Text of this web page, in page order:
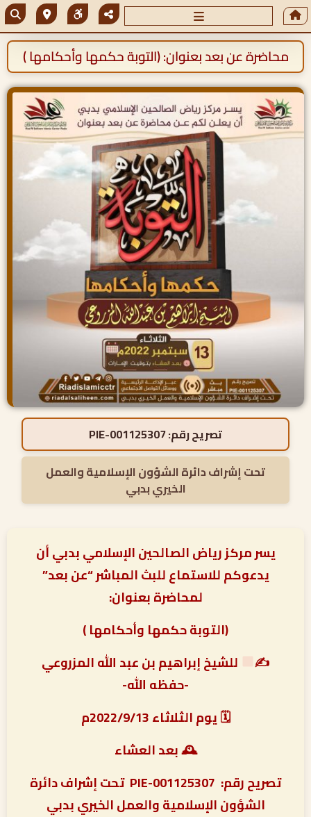
محاضرة عن بعد بعنوان: (التوبة حكمها وأحكامها )
تصريح رقم:PIE-001125307
تحت إشراف دائرة الشؤون الإسلامية والعمل
الخيري بدبي
يسر مركز رياض الصالحين الإسلامي بدبي أن
يدعوكم للاستماع للبث المباشر “عن بعد”
لمحاضرة بعنوان:
(التوبة حكمها وأحكامها )
✍
للشيخ إبراهيم بن عبد الله المزروعي
-حفظه الله-
🗓 يوم الثلاثاء 2022/9/13م
🕰 بعد العشاء
تصريح رقم:
تحت إشراف دائرة
الشؤون الإسلامية والعمل الخيري بدبي